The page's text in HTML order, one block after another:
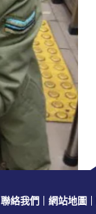
聯絡我們 網站地圖